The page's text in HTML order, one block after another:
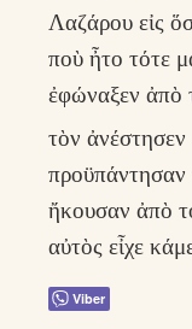
Λαζάρου εἰς
ποὺ ἦτο τότε
ἐφώναξεν ἀπὸ
τὸν
προϋπάντησαν
ἤκουσαν ἀπὸ
αὐτὸς εἶχε
Viber